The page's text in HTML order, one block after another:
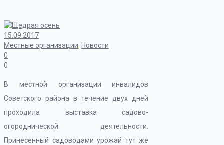
15.09.2017
Местные организации, Новости
0
0
В местной организации инвалидов
Советского района в течение двух дней
проходила выставка садово-
огороднической деятельности.
Принесенный садоводами урожай тут же